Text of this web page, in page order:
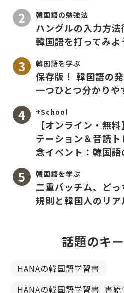
韓国語の勉強法
ハングルの入力方
韓国語を打ってみよ
韓国語を学ぶ
保存版！ 韓国語の
一つひとつ分かり
+School
【オンライン・無
テーション＆音読
念イベント：韓国語
韓国語を学ぶ
二重パッチム、ど
規則と韓国人のリ
話題のキ
HANAの韓国語学習書
HANAの韓国語学習書_書籍